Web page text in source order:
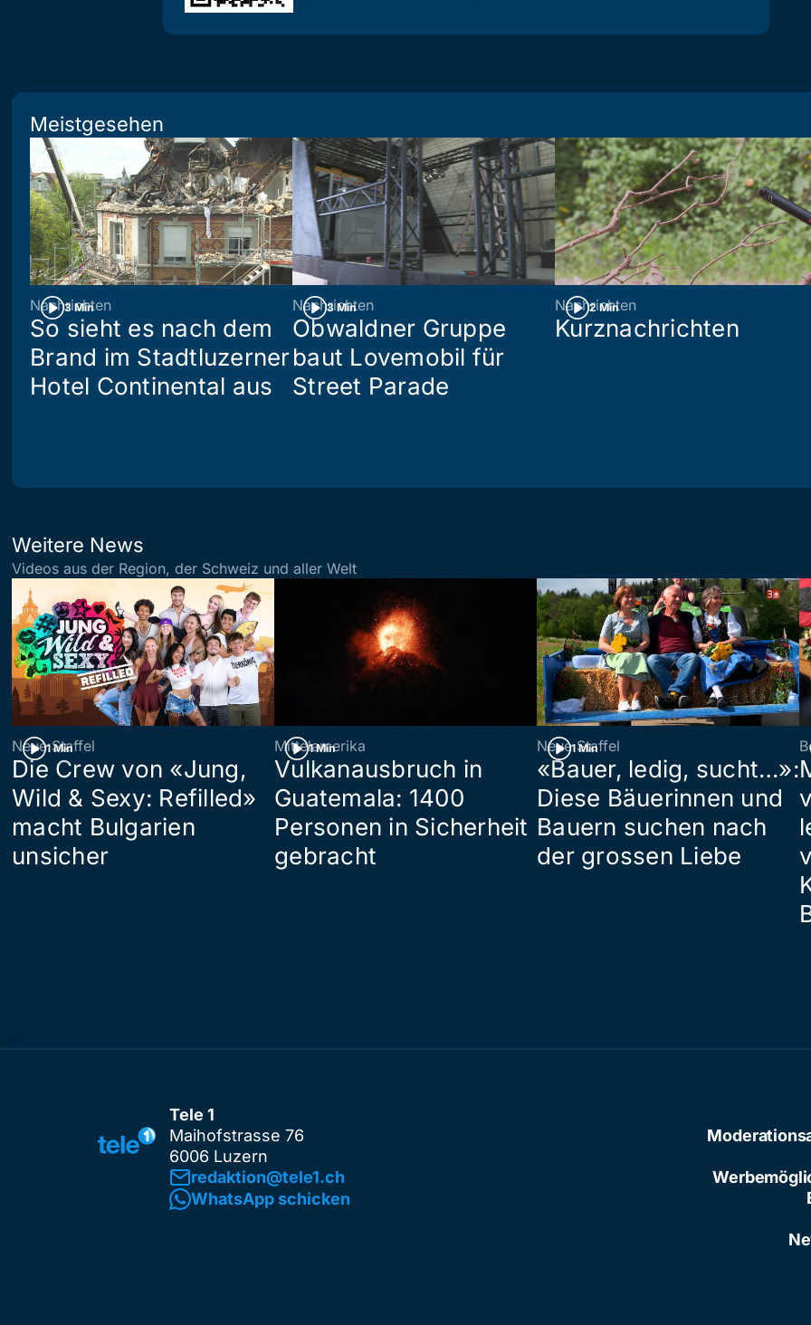
Meistgesehen
3 Min
Nachrichten
So sieht es nach dem
Brand im Stadtluzerner
Hotel Continental aus
3 Min
Nachrichten
Obwaldner Gruppe
baut Lovemobil für
Street Parade
2 Min
Nachrichten
Kurznachrichten
Weitere News
Videos aus der Region, der Schweiz und aller Welt
1 Min
Neue Staffel
Die Crew von «Jung,
Wild & Sexy: Refilled»
macht Bulgarien
unsicher
1 Min
Mittelamerika
Vulkanausbruch in
Guatemala: 1400
Personen in Sicherheit
gebracht
1 Min
Neue Staffel
«Bauer, ledig, sucht…»:
Diese Bäuerinnen und
Bauern suchen nach
der grossen Liebe
Tele 1
Maihofstrasse 76
6006 Luzern
redaktion@tele1.ch
WhatsApp schicken